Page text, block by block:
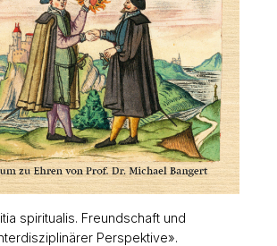
spiritualis. Freundschaft und
Perspektive».